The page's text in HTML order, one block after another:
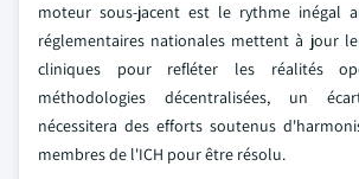
moteur sous-jacent est le rythme inégal
réglementaires nationales mettent à jour
cliniques pour refléter les réalités
méthodologies décentralisées, un
nécessitera des efforts soutenus
membres de l'ICH pour être résolu.